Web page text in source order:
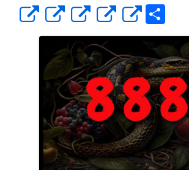
Apre
in
una
nuova
finestra
Apre
in
una
nuova
finestra
Apre
in
una
nuova
finestra
Apre
in
una
nuova
finestra
Apre
in
una
o
n
di
vi
di